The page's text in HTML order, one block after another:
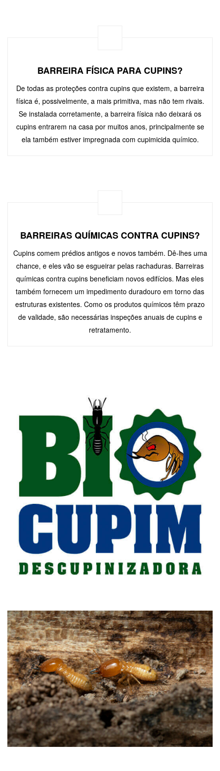
BARREIRA FÍSICA PARA CUPINS?
De todas as proteções contra cupins que existem, a barreira
física é, possivelmente, a mais primitiva, mas não tem rivais.
Se instalada corretamente, a barreira física não deixará os
cupins entrarem na casa por muitos anos, principalmente se
ela também estiver impregnada com cupimicida químico.
BARREIRAS QUÍMICAS CONTRA CUPINS?
Cupins comem prédios antigos e novos também. Dê-lhes uma
chance, e eles vão se esgueirar pelas rachaduras. Barreiras
químicas contra cupins beneficiam novos edifícios. Mas eles
também fornecem um impedimento duradouro em torno das
estruturas existentes. Como os produtos químicos têm prazo
de validade, são necessárias inspeções anuais de cupins e
retratamento.